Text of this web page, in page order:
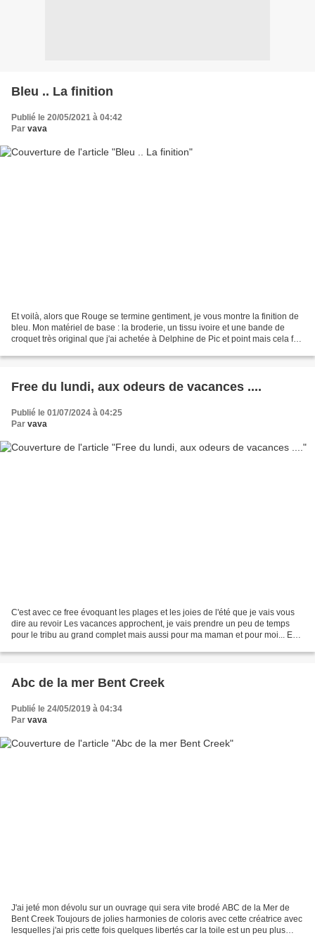
Bleu .. La finition
Publié le 20/05/2021 à 04:42
Par vava
Et voilà, alors que Rouge se termine gentiment, je vous montre la finition de
bleu. Mon matériel de base : la broderie, un tissu ivoire et une bande de
croquet très original que j'ai achetée à Delphine de Pic et point mais cela fait
Free du lundi, aux odeurs de vacances ....
Publié le 01/07/2024 à 04:25
Par vava
C'est avec ce free évoquant les plages et les joies de l'été que je vais vous
dire au revoir Les vacances approchent, je vais prendre un peu de temps
pour le tribu au grand complet mais aussi pour ma maman et pour moi... En
Abc de la mer Bent Creek
Publié le 24/05/2019 à 04:34
Par vava
J'ai jeté mon dévolu sur un ouvrage qui sera vite brodé ABC de la Mer de
Bent Creek Toujours de jolies harmonies de coloris avec cette créatrice avec
lesquelles j'ai pris cette fois quelques libertés car la toile est un peu plus